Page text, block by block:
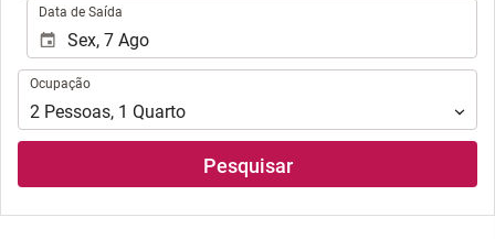
Data de Saída
Ocupação
Ocupação
2 Pessoas, 1 Quarto
Pesquisar